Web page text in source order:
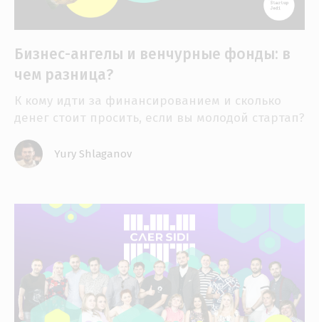
Бизнес-ангелы и венчурные фонды: в
чем разница?
К кому идти за финансированием и сколько
денег стоит просить, если вы молодой стартап?
Yury Shlaganov